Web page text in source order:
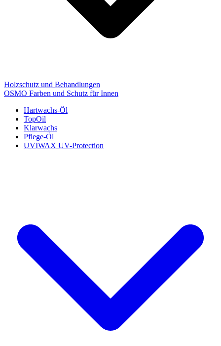
Holzschutz und Behandlungen
OSMO Farben und Schutz für Innen
Hartwachs-Öl
TopOil
Klarwachs
Pflege-Öl
UVIWAX UV-Protection